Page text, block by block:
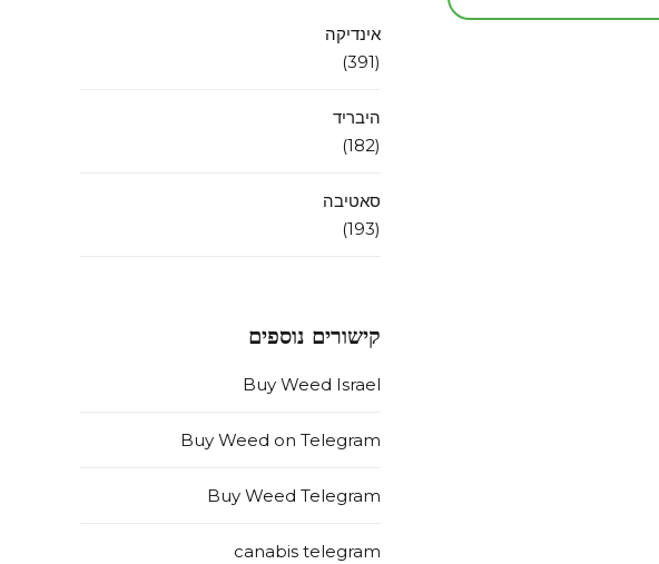
אינדיקה
(391)
היבריד
(182)
סאטיבה
(193)
קישורים נוספים
Buy Weed Israel
Buy Weed on Telegram
Buy Weed Telegram
canabis telegram